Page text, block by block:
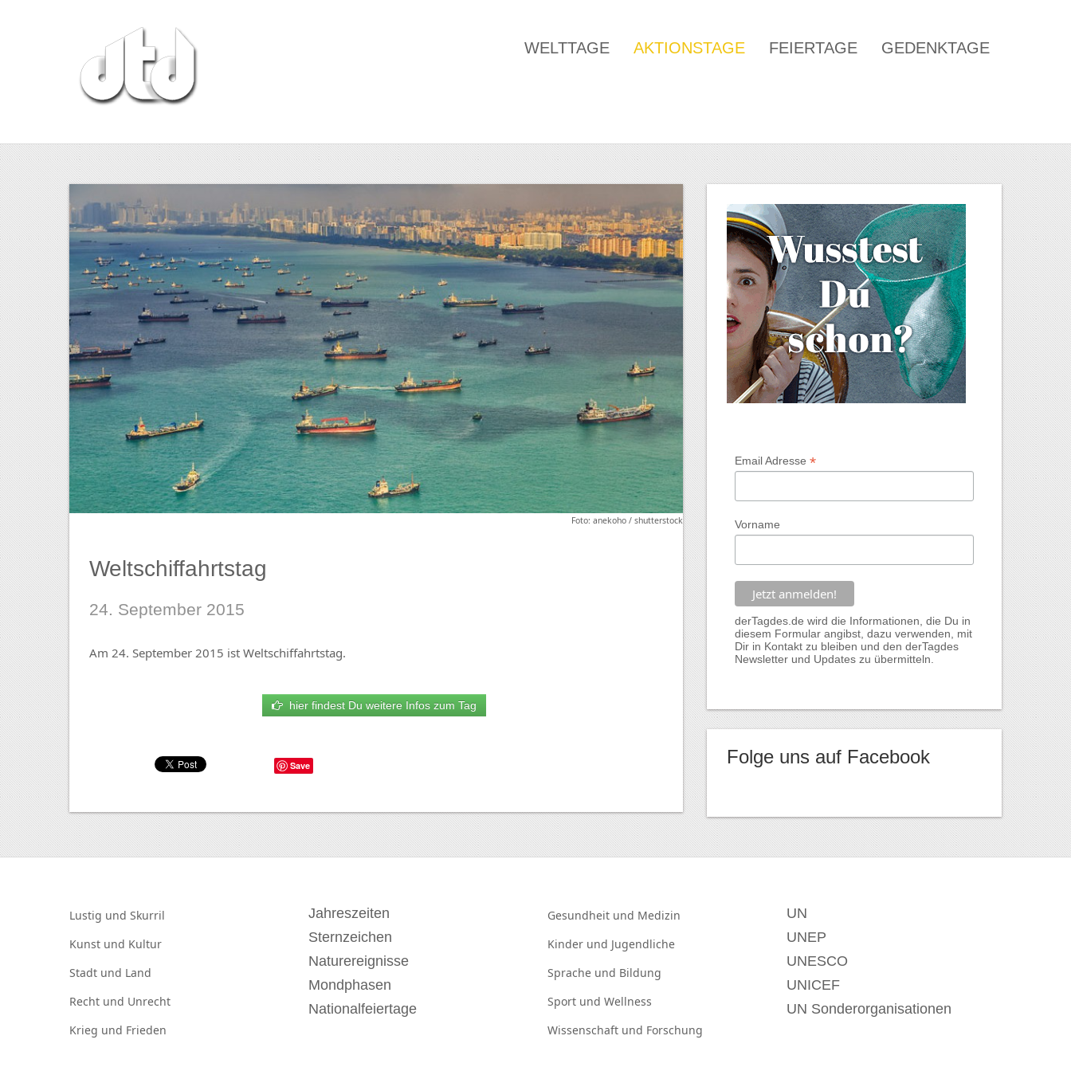
WELTTAGE AKTIONSTAGE FEIERTAGE GEDENKTAGE
Foto: anekoho / shutterstock
Weltschiffahrtstag
24. September 2015
Am 24. September 2015 ist Weltschiffahrtstag.
hier findest Du weitere Infos zum Tag
Save
Email Adresse *
Vorname
derTagdes.de wird die Informationen, die Du in
diesem Formular angibst, dazu verwenden, mit
Dir in Kontakt zu bleiben und den derTagdes
Newsletter und Updates zu übermitteln.
Folge uns auf Facebook
Lustig und Skurril
Kunst und Kultur
Stadt und Land
Recht und Unrecht
Krieg und Frieden
Jahreszeiten
Sternzeichen
Naturereignisse
Mondphasen
Nationalfeiertage
Gesundheit und Medizin
Kinder und Jugendliche
Sprache und Bildung
Sport und Wellness
Wissenschaft und Forschung
UN
UNEP
UNESCO
UNICEF
UN Sonderorganisationen